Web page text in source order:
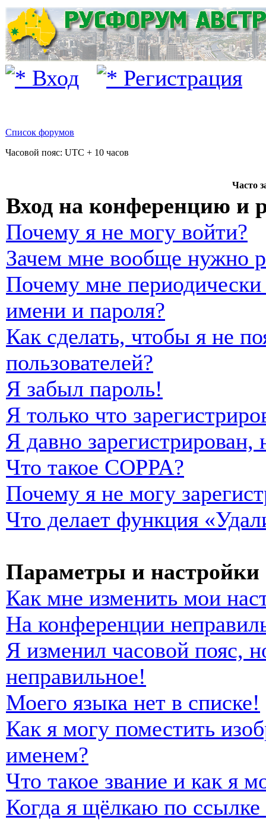
Вход Регистрация
Список форумов
Часовой пояс: UTC + 10 часов
Часто
Вход на конференцию и
Почему я не могу войти?
Зачем мне вообще нужно
Почему мне периодически
имени и пароля?
Как сделать, чтобы я не
пользователей?
Я забыл пароль!
Я только что
Я давно
Что такое COPPA?
Почему я не могу
Что делает функция
Параметры и настройки
Как мне изменить мои
На конференции
Я изменил часовой пояс,
неправильное!
Моего языка нет в списке!
Как я могу поместить
именем?
Что такое звание и как я
Когда я щёлкаю по